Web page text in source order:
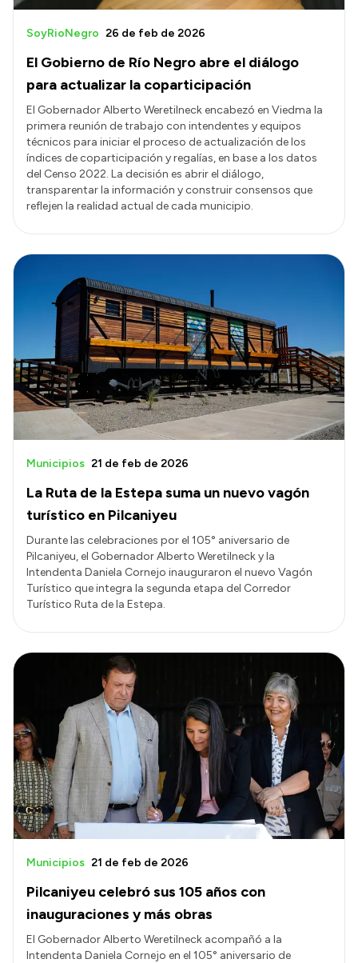
El Gobierno de Río Negro abre el diálogo
para actualizar la coparticipación
SoyRioNegro 26 de feb de 2026
El Gobernador Alberto Weretilneck encabezó en Viedma la
primera reunión de trabajo con intendentes y equipos
técnicos para iniciar el proceso de actualización de los
índices de coparticipación y regalías, en base a los datos
del Censo 2022. La decisión es abrir el diálogo,
transparentar la información y construir consensos que
reflejen la realidad actual de cada municipio.
La Ruta de la Estepa suma un nuevo vagón
turístico en Pilcaniyeu
Municipios 21 de feb de 2026
Durante las celebraciones por el 105° aniversario de
Pilcaniyeu, el Gobernador Alberto Weretilneck y la
Intendenta Daniela Cornejo inauguraron el nuevo Vagón
Turístico que integra la segunda etapa del Corredor
Turístico Ruta de la Estepa.
Pilcaniyeu celebró sus 105 años con
inauguraciones y más obras
Municipios 21 de feb de 2026
El Gobernador Alberto Weretilneck acompañó a la
Intendenta Daniela Cornejo en el 105° aniversario de